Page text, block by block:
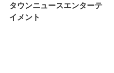
タウンニュースエンターテ
イメント